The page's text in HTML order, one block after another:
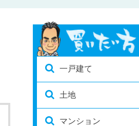
一戸建て
土地
マンション